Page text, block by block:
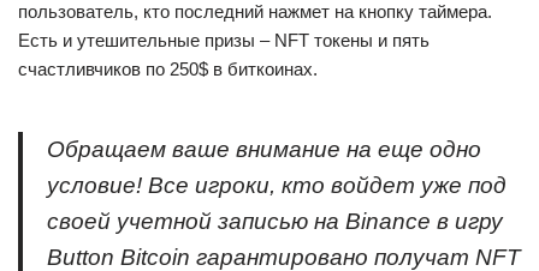
пользователь, кто последний нажмет на кнопку таймера.
Есть и утешительные призы – NFT токены и пять
счастливчиков по 250$ в биткоинах.
Обращаем ваше внимание на еще одно
условие! Все игроки, кто войдет уже под
своей учетной записью на Binance в игру
Button Bitcoin гарантировано получат NFT